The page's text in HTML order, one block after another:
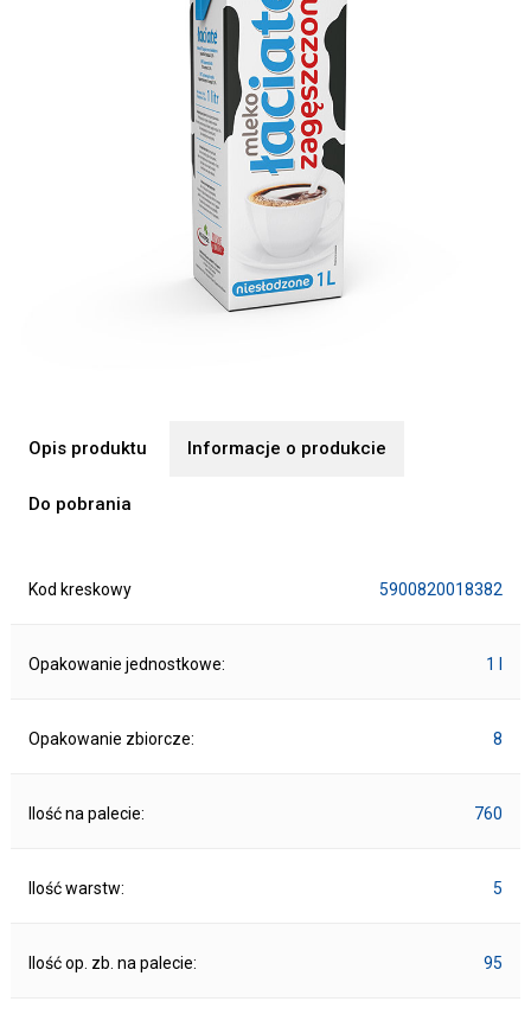
Opis produktu Informacje o produkcie
Do pobrania
Kod kreskowy 5900820018382
Opakowanie jednostkowe: 1 l
Opakowanie zbiorcze: 8
Ilość na palecie: 760
Ilość warstw: 5
Ilość op. zb. na palecie: 95